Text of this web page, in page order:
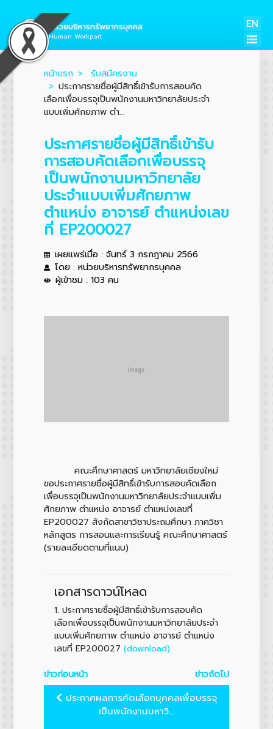
หน่วยบริหารทรัพยากรบุคคล
Human Workpart
EN
หน้าแรก
รับสมัครงาน
ประกาศรายชื่อผู้มีสิทธิ์เข้ารับการสอบคัด
เลือกเพื่อบรรจุเป็นพนักงานมหาวิทยาลัยประจำ
แบบเพิ่มศักยภาพ ตำ...
ประกาศรายชื่อผู้มีสิทธิ์เข้ารับ
การสอบคัดเลือกเพื่อบรรจุ
เป็นพนักงานมหาวิทยาลัย
ประจำแบบเพิ่มศักยภาพ
ตำแหน่ง อาจารย์ ตำแหน่งเลข
ที่ EP200027
เผยแพร่เมื่อ : จันทร์ 3 กรกฎาคม 2566
โดย : หน่วยบริหารทรัพยากรบุคคล
ผู้เข้าชม : 103 คน
คณะศึกษาศาสตร์ มหาวิทยาลัยเชียงใหม่
ขอประกาศรายชื่อผู้มีสิทธิ์เข้ารับการสอบคัดเลือก
เพื่อบรรจุเป็นพนักงานมหาวิทยาลัยประจำแบบเพิ่ม
ศักยภาพ ตำแหน่ง อาจารย์ ตำแหน่งเลขที่
EP200027 สังกัดสาขาวิชาประถมศึกษา ภาควิชา
หลักสูตร การสอนและการเรียนรู้ คณะศึกษาศาสตร์
(รายละเอียดตามที่แนบ)
เอกสารดาวน์โหลด
1. ประกาศรายชื่อผู้มีสิทธิ์เข้ารับการสอบคัด
เลือกเพื่อบรรจุเป็นพนักงานมหาวิทยาลัยประจำ
แบบเพิ่มศักยภาพ ตำแหน่ง อาจารย์ ตำแหน่ง
เลขที่ EP200027 (download)
ข่าวก่อนหน้า
ข่าวถัดไป
ประกาศผลการคัดเลือกบุคคลเพื่อบรรจุ
เป็นพนักงานมหาวิ...